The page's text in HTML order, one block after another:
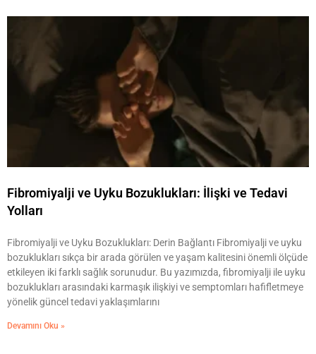
Fibromiyalji ve Uyku Bozuklukları: İlişki ve Tedavi
Yolları
Fibromiyalji ve Uyku Bozuklukları: Derin Bağlantı Fibromiyalji ve uyku
bozuklukları sıkça bir arada görülen ve yaşam kalitesini önemli ölçüde
etkileyen iki farklı sağlık sorunudur. Bu yazımızda, fibromiyalji ile uyku
bozuklukları arasındaki karmaşık ilişkiyi ve semptomları hafifletmeye
yönelik güncel tedavi yaklaşımlarını
Devamını Oku »